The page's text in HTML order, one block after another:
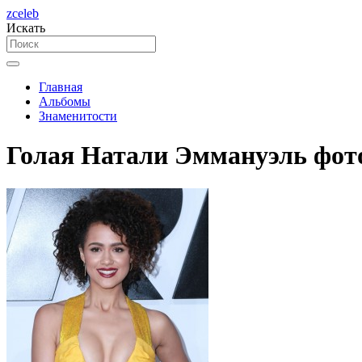
zceleb
Искать
Главная
Альбомы
Знаменитости
Голая Натали Эммануэль